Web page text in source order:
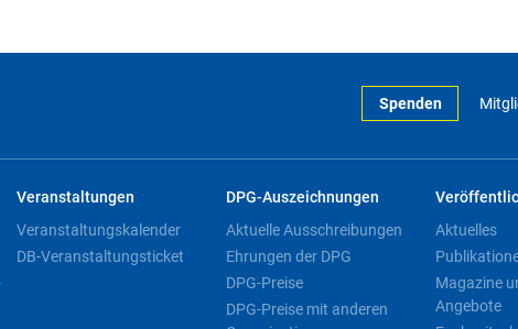
Spenden
Veranstaltungen
Veranstaltungskalender
DB-Veranstaltungsticket
DPG-Auszeichnungen
Aktuelle Ausschreibungen
Ehrungen der DPG
DPG-Preise
DPG-Preise mit anderen
Aktuelles
Magazine
Angebote